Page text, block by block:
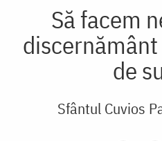
Să facem
de
Sfântul Cuvios